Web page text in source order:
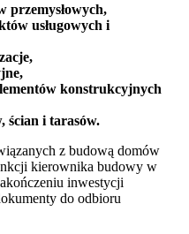
przemysłowych,
usługowych i
konstrukcyjnych
ścian i tarasów.
z budową domów
kierownika budowy w
inwestycji
do odbioru